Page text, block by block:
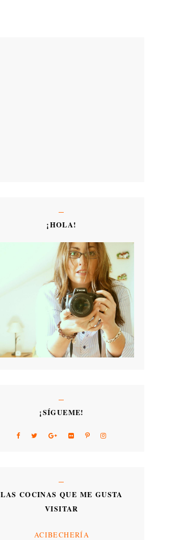
¡HOLA!
¡SÍGUEME!
LAS COCINAS QUE ME GUSTA
VISITAR
ACIBECHERÍA